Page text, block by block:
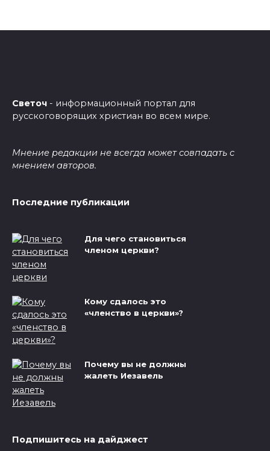
Светоч - информационный портал для
русскоговорящих христиан во всем мире.
Мнение редакции не всегда может совпадать с
мнением авторов.
Последние публикации
Для чего становиться
членом церкви?
Кому сдалось это
«членство в церкви»?
Почему вы не должны
жалеть Иезавель
Подпишитесь на дайджест